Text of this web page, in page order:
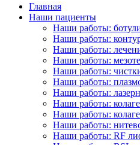
Главная
Наши пациенты
Наши работы:
Наши работы:
Наши работы:
Наши работы:
Наши работы:
Наши работы:
Наши работы:
Наши работы:
Наши работы:
Наши работы:
Наши работы: RF